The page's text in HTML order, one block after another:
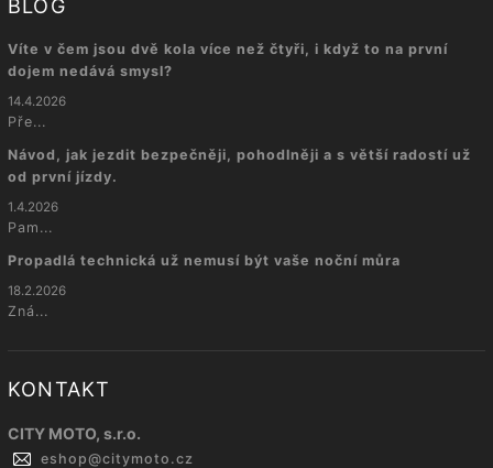
BLOG
Víte v čem jsou dvě kola více než čtyři, i když to na první
dojem nedává smysl?
14.4.2026
Pře...
Návod, jak jezdit bezpečněji, pohodlněji a s větší radostí už
od první jízdy.
1.4.2026
Pam...
Propadlá technická už nemusí být vaše noční můra
18.2.2026
Zná...
KONTAKT
CITY MOTO, s.r.o.
eshop@citymoto.cz